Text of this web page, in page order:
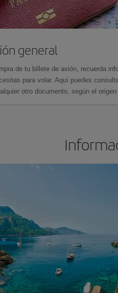
general
de tu billete de avión, recuerda
para volar. Aquí puedes
otro documento, según el